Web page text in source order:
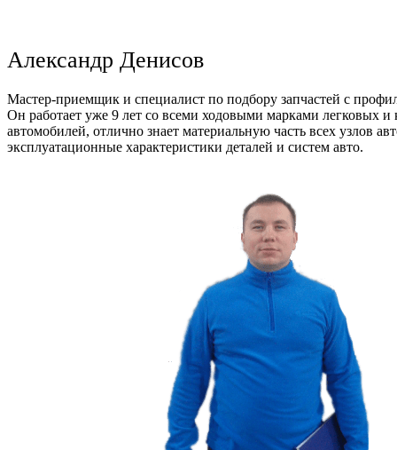
Александр Денисов
Мастер-приемщик и специалист по подбору запчастей с
Он работает уже 9 лет со всеми ходовыми марками легковых и
автомобилей, отлично знает материальную часть всех узлов
эксплуатационные характеристики деталей и систем авто.